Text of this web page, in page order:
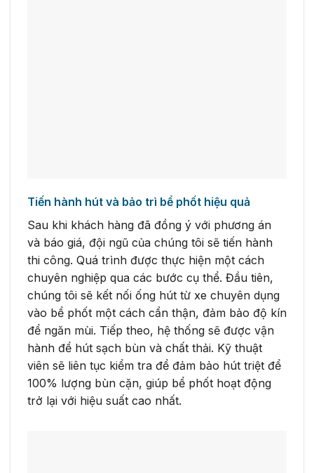
Tiến hành hút và bảo trì bể phốt hiệu quả
Sau khi khách hàng đã đồng ý với phương án
và báo giá, đội ngũ của chúng tôi sẽ tiến hành
thi công. Quá trình được thực hiện một cách
chuyên nghiệp qua các bước cụ thể. Đầu tiên,
chúng tôi sẽ kết nối ống hút từ xe chuyên dụng
vào bể phốt một cách cẩn thận, đảm bảo độ kín
để ngăn mùi. Tiếp theo, hệ thống sẽ được vận
hành để hút sạch bùn và chất thải. Kỹ thuật
viên sẽ liên tục kiểm tra để đảm bảo hút triệt để
100% lượng bùn cặn, giúp bể phốt hoạt động
trở lại với hiệu suất cao nhất.